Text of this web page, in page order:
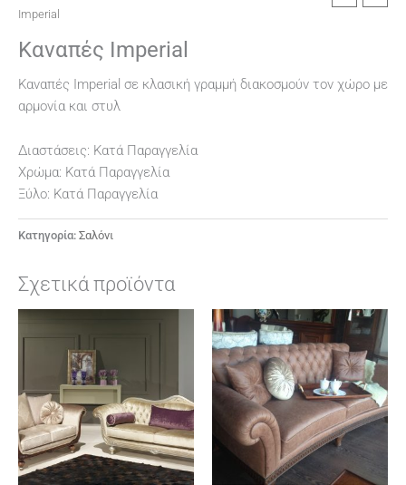
Imperial
Καναπές Imperial
Καναπές Imperial σε κλασική γραμμή διακοσμούν τον χώρο με
αρμονία και στυλ
Διαστάσεις: Κατά Παραγγελία
Χρώμα: Κατά Παραγγελία
Ξύλο: Κατά Παραγγελία
Κατηγορία: Σαλόνι
Σχετικά προϊόντα